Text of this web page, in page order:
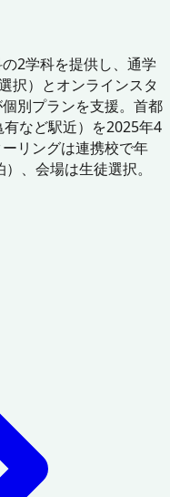
2学科を提供し、通学
択）とオンラインスタ
別プランを支援。首都
など駅近）を2025年4
リングは連携校で年
、会場は生徒選択。